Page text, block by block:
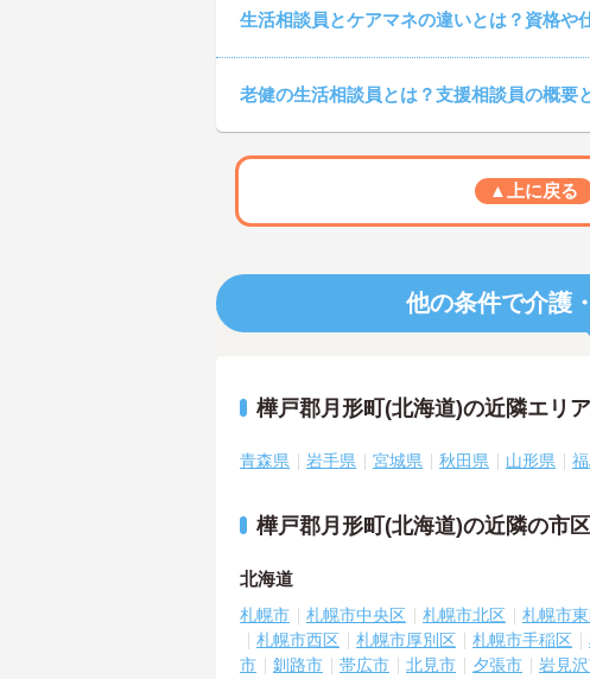
生活相談員とケアマネの違いとは？資格や
老健の生活相談員とは？支援相談員の概要
▲上に戻る
他の条件で介護
樺戸郡月形町(北海道)の近隣エリ
青森県 岩手県 宮城県 秋田県 山形県
樺戸郡月形町(北海道)の近隣の市
北海道
札幌市 札幌市中央区 札幌市北区 札幌市
札幌市西区
札幌市厚別区 札幌市手稲区
市
釧路市 帯広市 北見市 夕張市 岩見